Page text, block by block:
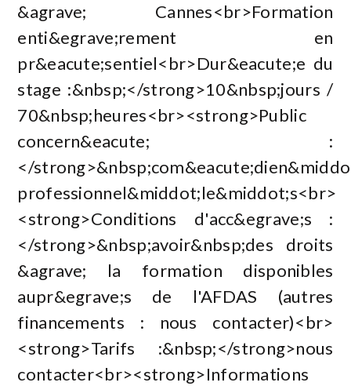
&agrave; Cannes<br>Formation
enti&egrave;rement en
pr&eacute;sentiel<br>Dur&eacute;e du
stage :&nbsp;</strong>10&nbsp;jours /
70&nbsp;heures<br><strong>Public
concern&eacute; :
</
professionnel&middot;le&middot;s<br>
<strong>Conditions d'acc&egrave;s :
</strong>&nbsp;avoir&nbsp;des droits
&agrave; la formation disponibles
aupr&egrave;s de l'AFDAS (autres
financements : nous contacter)<br>
<strong>Tarifs :&nbsp;</strong>nous
contacter<br><strong>Informations